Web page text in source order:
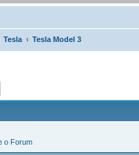
Tesla Tesla Model 3
o Forum